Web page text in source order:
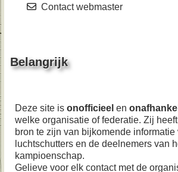
Contact webmaster
Belangrijk
Deze site is onofficieel en
welke organisatie of federatie. Zij
bron te zijn van bijkomende informatie
luchtschutters en de deelnemers van
kampioenschap.
Gelieve voor elk contact met de